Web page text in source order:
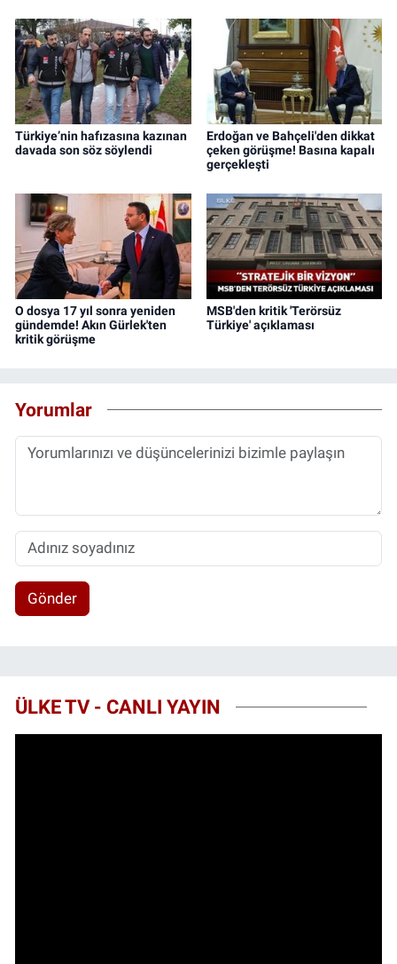
Türkiye’nin hafızasına kazınan
davada son söz söylendi
Erdoğan ve Bahçeli'den dikkat
çeken görüşme! Basına kapalı
gerçekleşti
O dosya 17 yıl sonra yeniden
gündemde! Akın Gürlek'ten
kritik görüşme
MSB'den kritik 'Terörsüz
Türkiye' açıklaması
Yorumlar
Gönder
ÜLKE TV - CANLI YAYIN